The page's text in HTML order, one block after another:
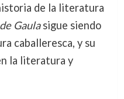
de la literatura
Gaulasigue siendo
caballeresca, y su
la literatura y